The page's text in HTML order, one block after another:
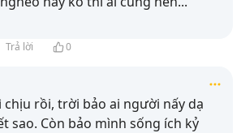
Trả lời 0
rồi, trời bảo ai người nấy dạ
sao. Còn bảo mình sống ích kỷ